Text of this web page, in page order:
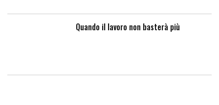
Quando il lavoro non basterà più